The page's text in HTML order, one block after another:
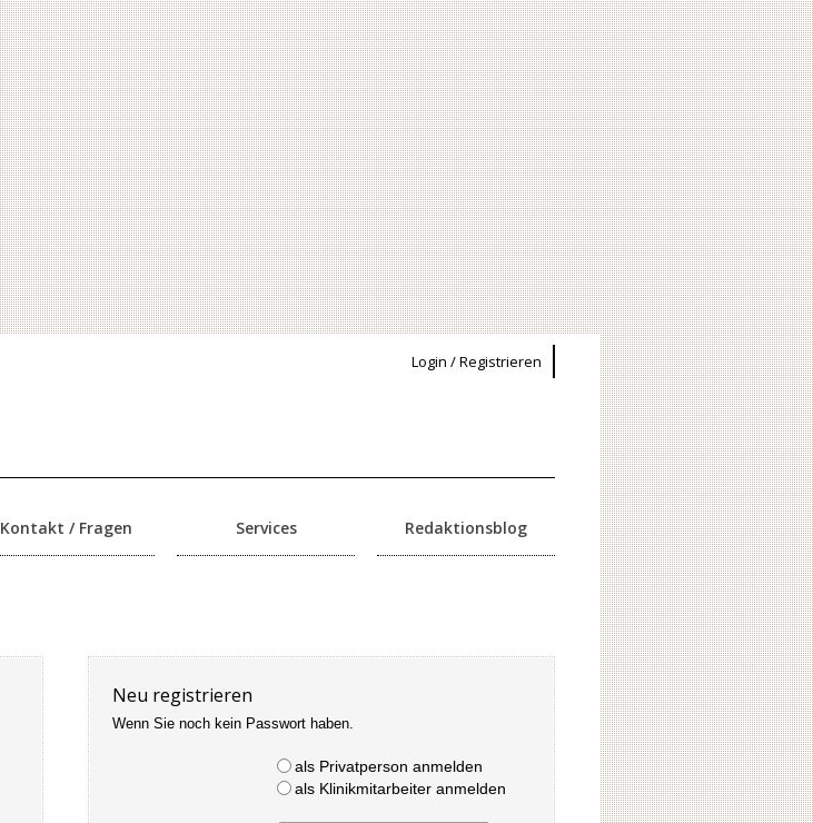
Login / Registrieren
Kontakt / Fragen Services Redaktionsblog
Neu registrieren
Wenn Sie noch kein Passwort haben.
als Privatperson anmelden
als Klinikmitarbeiter anmelden